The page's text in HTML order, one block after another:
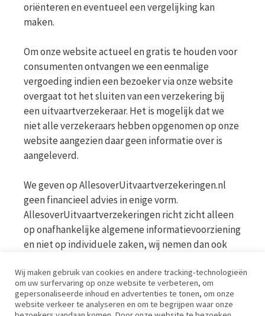
oriënteren en eventueel een vergelijking kan
maken.
Om onze website actueel en gratis te houden voor
consumenten ontvangen we een eenmalige
vergoeding indien een bezoeker via onze website
overgaat tot het sluiten van een verzekering bij
een uitvaartverzekeraar. Het is mogelijk dat we
niet alle verzekeraars hebben opgenomen op onze
website aangezien daar geen informatie over is
aangeleverd.
We geven op AllesoverUitvaartverzekeringen.nl
geen financieel advies in enige vorm.
AllesoverUitvaartverzekeringen richt zicht alleen
op onafhankelijke algemene informatievoorziening
en niet op individuele zaken, wij nemen dan ook
voor meer informatie op de website van de AFM
www.afm.nl
Wij maken gebruik van cookies en andere tracking-technologieën
om uw surfervaring op onze website te verbeteren, om
gepersonaliseerde inhoud en advertenties te tonen, om onze
website verkeer te analyseren en om te begrijpen waar onze